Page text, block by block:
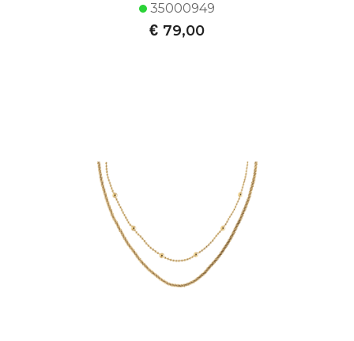
35000949
€ 79,00